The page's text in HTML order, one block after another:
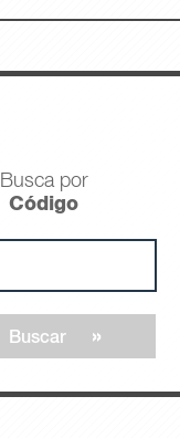
Busca por
Código